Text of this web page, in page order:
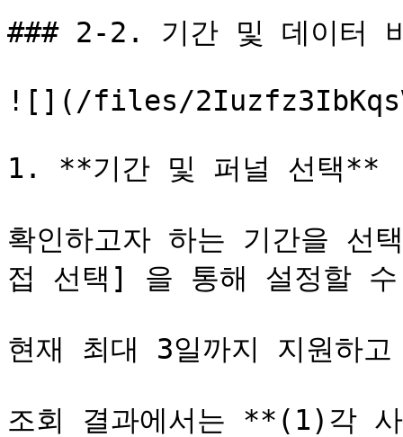
### 2-2. 기간 및 데이터
![](/files/
1. **기간 및 퍼널 선택**
확인하고자 하는 기간을
접 선택] 을 통해 설정할
현재 최대 3일까지 지원하
조회 결과에서는 **(1)각